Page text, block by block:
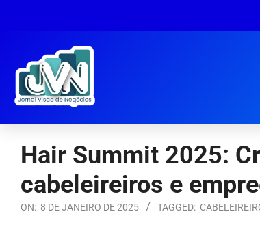
Hair Summit 2025:
cabeleireiros e
ON: 8 DE JANEIRO DE 2025 TAGGED: